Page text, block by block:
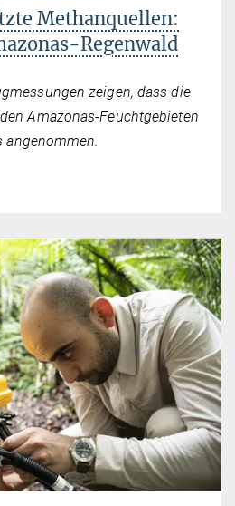
Methanquellen:
Regenwald
zeigen, dass die
Amazonas-Feuchtgebieten
angenommen.